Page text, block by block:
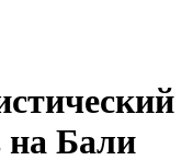
на Бали